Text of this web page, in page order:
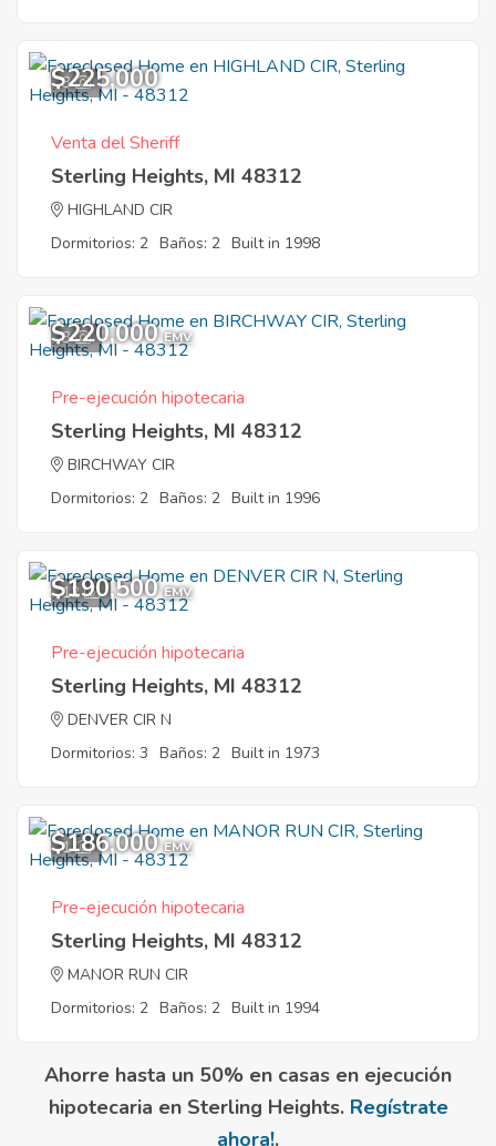
3
$225,000
Venta del Sheriff
Sterling Heights, MI 48312
HIGHLAND CIR
Dormitorios: 2 Baños: 2 Built in 1998
3
$220,000 EMV
Pre-ejecución hipotecaria
Sterling Heights, MI 48312
BIRCHWAY CIR
Dormitorios: 2 Baños: 2 Built in 1996
12
$190,500 EMV
Pre-ejecución hipotecaria
Sterling Heights, MI 48312
DENVER CIR N
Dormitorios: 3 Baños: 2 Built in 1973
1
$186,000 EMV
Pre-ejecución hipotecaria
Sterling Heights, MI 48312
MANOR RUN CIR
Dormitorios: 2 Baños: 2 Built in 1994
Ahorre hasta un 50% en casas en ejecución
hipotecaria en Sterling Heights. Regístrate
ahora!.